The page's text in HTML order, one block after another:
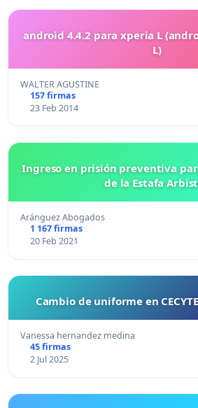
android 4.4.2 para xperia L
L)
WALTER AGUSTINE
157 firmas
23 Feb 2014
Ingreso en prisión preventiva
de la Estafa
Aránguez Abogados
1 167 firmas
20 Feb 2021
Cambio de uniforme en
Vanessa hernandez medina
45 firmas
2 Jul 2025